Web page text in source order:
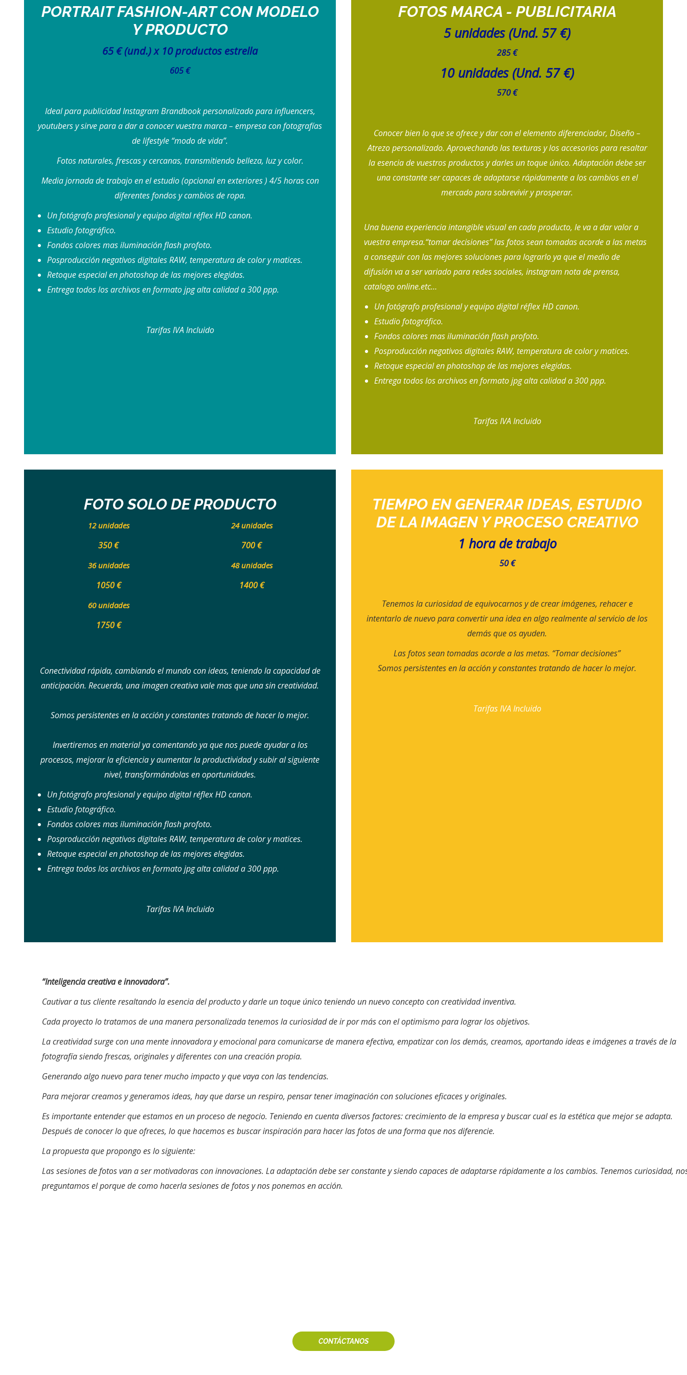
PORTRAIT FASHION-ART CON MODELO
Y PRODUCTO
65 € (und.) x 10 productos estrella
605 €
Ideal para publicidad Instagram Brandbook personalizado para influencers,
youtubers y sirve para a dar a conocer vuestra marca – empresa con fotografías
de lifestyle “modo de vida”.
Fotos naturales, frescas y cercanas, transmitiendo belleza, luz y color.
Media jornada de trabajo en el estudio (opcional en exteriores ) 4/5 horas con
diferentes fondos y cambios de ropa.
Un fotógrafo profesional y equipo digital réflex HD canon.
Estudio fotográfico.
Fondos colores mas iluminación flash profoto.
Posproducción negativos digitales RAW, temperatura de color y matices.
Retoque especial en photoshop de las mejores elegidas.
Entrega todos los archivos en formato jpg alta calidad a 300 ppp.
Tarifas IVA Incluido
FOTOS MARCA - PUBLICITARIA
5 unidades (Und. 57 €)
285 €
10 unidades (Und. 57 €)
570 €
Conocer bien lo que se ofrece y dar con el elemento diferenciador, Diseño –
Atrezo personalizado. Aprovechando las texturas y los accesorios para resaltar
la esencia de vuestros productos y darles un toque único. Adaptación debe ser
una constante ser capaces de adaptarse rápidamente a los cambios en el
mercado para sobrevivir y prosperar.
Una buena experiencia intangible visual en cada producto, le va a dar valor a
vuestra empresa.“tomar decisiones” las fotos sean tomadas acorde a las metas
a conseguir con las mejores soluciones para lograrlo ya que el medio de
difusión va a ser variado para redes sociales, instagram nota de prensa,
catalogo online.etc…
Un fotógrafo profesional y equipo digital réflex HD canon.
Estudio fotográfico.
Fondos colores mas iluminación flash profoto.
Posproducción negativos digitales RAW, temperatura de color y matices.
Retoque especial en photoshop de las mejores elegidas.
Entrega todos los archivos en formato jpg alta calidad a 300 ppp.
Tarifas IVA Incluido
FOTO SOLO DE PRODUCTO
12 unidades
350 €
24 unidades
700 €
36 unidades
1050 €
48 unidades
1400 €
60 unidades
1750 €
Conectividad rápida, cambiando el mundo con ideas, teniendo la capacidad de
anticipación. Recuerda, una imagen creativa vale mas que una sin creatividad.
Somos persistentes en la acción y constantes tratando de hacer lo mejor.
Invertiremos en material ya comentando ya que nos puede ayudar a los
procesos, mejorar la eficiencia y aumentar la productividad y subir al siguiente
nivel, transformándolas en oportunidades.
Un fotógrafo profesional y equipo digital réflex HD canon.
Estudio fotográfico.
Fondos colores mas iluminación flash profoto.
Posproducción negativos digitales RAW, temperatura de color y matices.
Retoque especial en photoshop de las mejores elegidas.
Entrega todos los archivos en formato jpg alta calidad a 300 ppp.
Tarifas IVA Incluido
TIEMPO EN GENERAR IDEAS, ESTUDIO
DE LA IMAGEN Y PROCESO CREATIVO
1 hora de trabajo
50 €
Tenemos la curiosidad de equivocarnos y de crear imágenes, rehacer e
intentarlo de nuevo para convertir una idea en algo realmente al servicio de los
demás que os ayuden.
Las fotos sean tomadas acorde a las metas. “Tomar decisiones”
Somos persistentes en la acción y constantes tratando de hacer lo mejor.
Tarifas IVA Incluido
“Inteligencia creativa e innovadora”.
Cautivar a tus cliente resaltando la esencia del producto y darle un toque único teniendo un nuevo concepto con creatividad inventiva.
Cada proyecto lo tratamos de una manera personalizada tenemos la curiosidad de ir por más con el optimismo para lograr los objetivos.
La creatividad surge con una mente innovadora y emocional para comunicarse de manera efectiva, empatizar con los demás, creamos, aportando ideas e imágenes a través de la
fotografía siendo frescas, originales y diferentes con una creación propia.
Generando algo nuevo para tener mucho impacto y que vaya con las tendencias.
Para mejorar creamos y generamos ideas, hay que darse un respiro, pensar tener imaginación con soluciones eficaces y originales.
Es importante entender que estamos en un proceso de negocio. Teniendo en cuenta diversos factores: crecimiento de la empresa y buscar cual es la estética que mejor se adapta.
Después de conocer lo que ofreces, lo que hacemos es buscar inspiración para hacer las fotos de una forma que nos diferencie.
La propuesta que propongo es lo siguiente:
Las sesiones de fotos van a ser motivadoras con innovaciones. La adaptación debe ser constante y siendo capaces de adaptarse rápidamente a los cambios. Tenemos curiosidad,
preguntamos el porque de como hacerla sesiones de fotos y nos ponemos en acción.
CONTÁCTANOS